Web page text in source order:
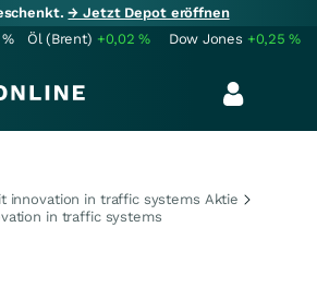
→ Jetzt Depot eröffnen
% Öl (Brent) +0,02% Dow Jones +0,25%
innovation in traffic systems Aktie
in traffic systems